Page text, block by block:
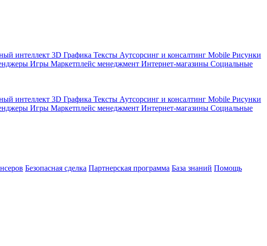
интеллект 3D Графика Тексты Аутсорсинг и консалтинг Mobile Рисунки
Игры Маркетплейс менеджмент Интернет-магазины Социальные
интеллект 3D Графика Тексты Аутсорсинг и консалтинг Mobile Рисунки
Игры Маркетплейс менеджмент Интернет-магазины Социальные
Безопасная сделка Партнерская программа База знаний Помощь